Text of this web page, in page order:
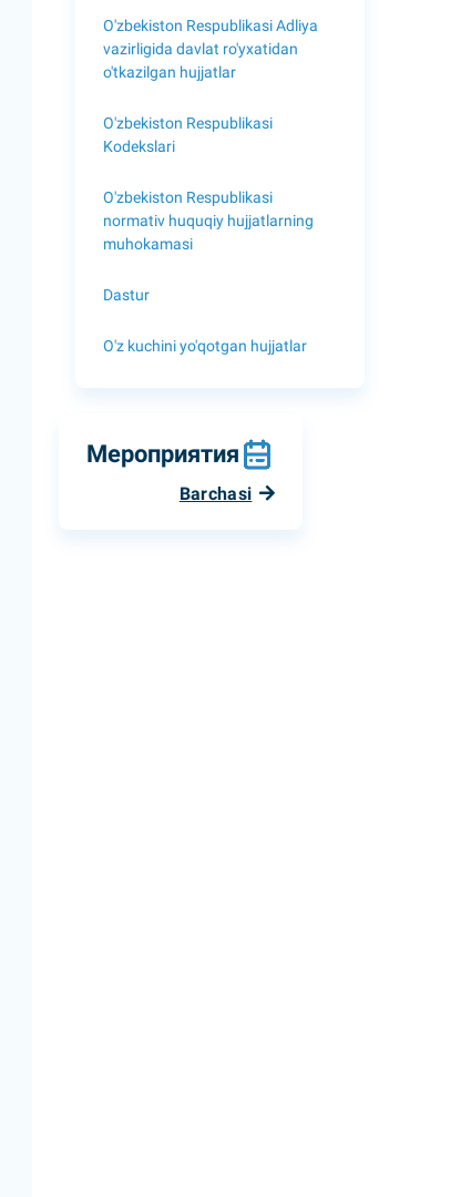
O'zbekiston Respublikasi Adliya
vazirligida davlat ro'yxatidan
o'tkazilgan hujjatlar
O'zbekiston Respublikasi
Kodekslari
O'zbekiston Respublikasi
normativ huquqiy hujjatlarning
muhokamasi
Dastur
O'z kuchini yo'qotgan hujjatlar
Мероприятия
Barchasi